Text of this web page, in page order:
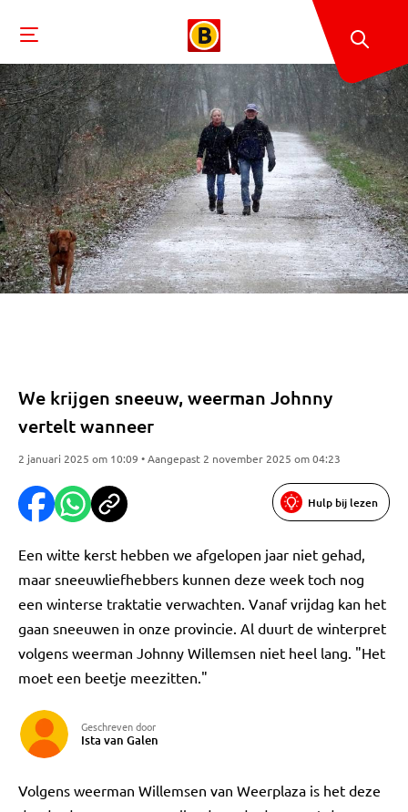
We krijgen sneeuw, weerman Johnny
vertelt wanneer
2 januari 2025 om 10:09 • Aangepast 2 november 2025 om 04:23
Hulp bij lezen
Een witte kerst hebben we afgelopen jaar niet gehad,
maar sneeuwliefhebbers kunnen deze week toch nog
een winterse traktatie verwachten. Vanaf vrijdag kan het
gaan sneeuwen in onze provincie. Al duurt de winterpret
volgens weerman Johnny Willemsen niet heel lang. "Het
moet een beetje meezitten."
Geschreven door
Ista van Galen
Volgens weerman Willemsen van Weerplaza is het deze